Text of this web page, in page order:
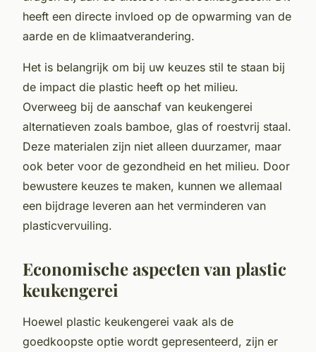
heeft een directe invloed op de opwarming van de
aarde en de klimaatverandering.
Het is belangrijk om bij uw keuzes stil te staan bij
de impact die plastic heeft op het milieu.
Overweeg bij de aanschaf van keukengerei
alternatieven zoals bamboe, glas of roestvrij staal.
Deze materialen zijn niet alleen duurzamer, maar
ook beter voor de gezondheid en het milieu. Door
bewustere keuzes te maken, kunnen we allemaal
een bijdrage leveren aan het verminderen van
plasticvervuiling.
Economische aspecten van plastic
keukengerei
Hoewel plastic keukengerei vaak als de
goedkoopste optie wordt gepresenteerd, zijn er